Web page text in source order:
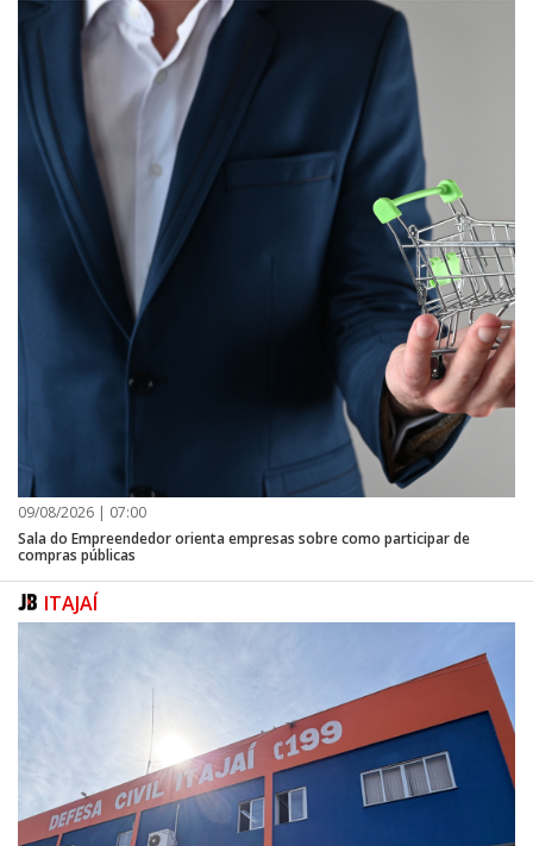
09/08/2026 | 07:00
Sala do Empreendedor orienta empresas sobre como participar de
compras públicas
ITAJAÍ